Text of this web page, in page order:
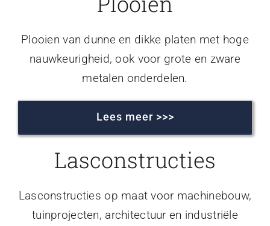
Plooien van dunne en dikke platen met hoge
nauwkeurigheid, ook voor grote en zware
metalen onderdelen.
Lees meer >>>
Lasconstructies
Lasconstructies op maat voor machinebouw,
tuinprojecten, architectuur en industriële